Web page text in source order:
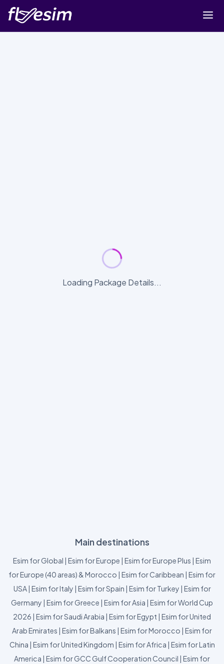
Loading Package Details...
Main destinations
Esim for Global | Esim for Europe | Esim for Europe Plus | Esim
for Europe (40 areas) & Morocco | Esim for Caribbean | Esim for
USA| Esim for Italy | Esim for Spain | Esim for Turkey | Esim for
Germany | Esim for Greece | Esim for Asia | Esim for World Cup
2026 | Esim for Saudi Arabia | Esim for Egypt | Esim for United
Arab Emirates | Esim for Balkans | Esim for Morocco | Esim for
China | Esim for United Kingdom | Esim for Africa | Esim for Latin
America | Esim for GCC Gulf Cooperation Council | Esim for